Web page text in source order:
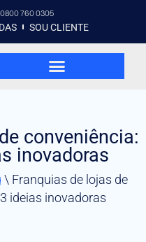
0800 760 0305
SOU CLIENTE
conveniência:
inovadoras
\ Franquias de lojas de
ideias inovadoras